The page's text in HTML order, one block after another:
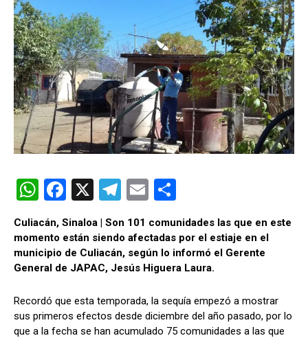
W
h
at
s
A
p
p
F
a
ce
b
o
o
k
X
T
el
e
gr
a
m
E
ail
o
m
p
ar
tir
Culiacán, Sinaloa | Son 101 comunidades las que en este
momento están siendo afectadas por el estiaje en el
municipio de Culiacán, según lo informó el Gerente
General de JAPAC, Jesús Higuera Laura.
Recordó que esta temporada, la sequía empezó a mostrar
sus primeros efectos desde diciembre del año pasado, por lo
que a la fecha se han acumulado 75 comunidades a las que